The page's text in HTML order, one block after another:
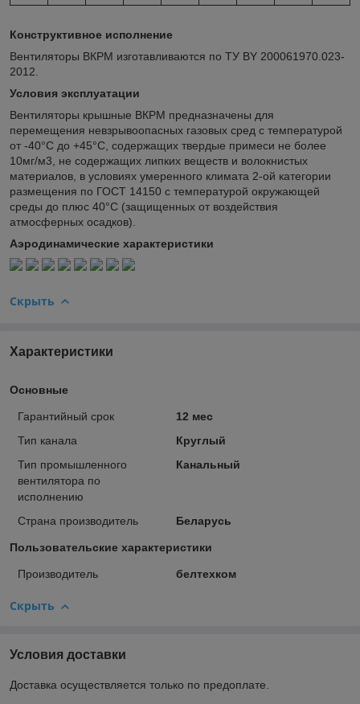
Конструктивное исполнение
Вентиляторы ВКРМ изготавливаются по ТУ BY 200061970.023-
2012.
Условия эксплуатации
Вентиляторы крышные ВКРМ предназначены для
перемещения невзрывоопасных газовых сред с температурой
от -40°С до +45°С, содержащих твердые примеси не более
10мг/м3, не содержащих липких веществ и волокнистых
материалов, в условиях умеренного климата 2-ой категории
размещения по ГОСТ 14150 с температурой окружающей
среды до плюс 40°С (защищенных от воздействия
атмосферных осадков).
Аэродинамические характеристики
Скрыть
Характеристики
Основные
Гарантийный срок
12 мес
Тип канала
Круглый
Тип промышленного
вентилятора по
исполнению
Канальный
Страна производитель Беларусь
Пользовательские характеристики
Производитель белтехком
Скрыть
Условия доставки
Доставка осуществляется только по предоплате.